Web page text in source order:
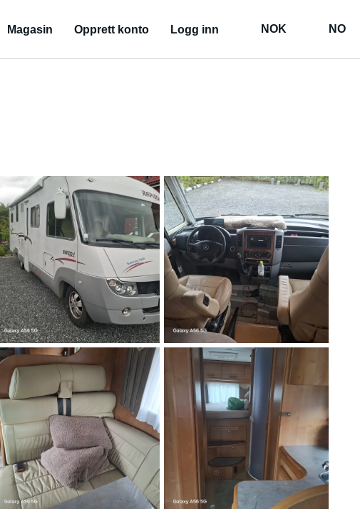
Magasin Opprett konto Logg inn NOK NO